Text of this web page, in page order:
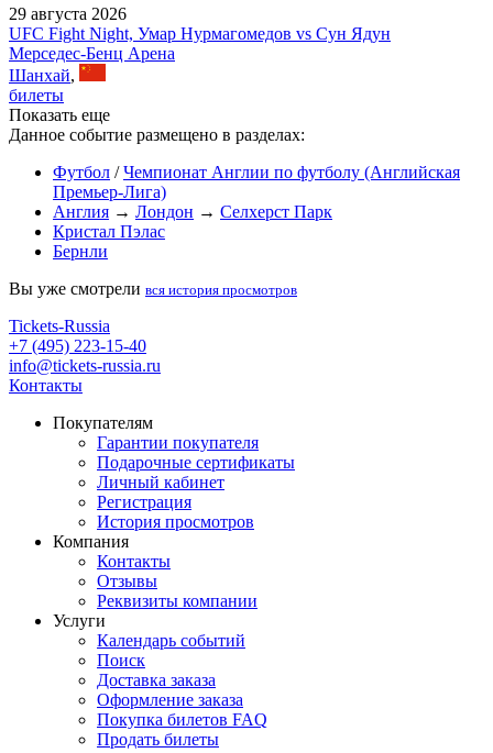
29 августа 2026
UFC Fight Night, Умар Нурмагомедов vs Сун Ядун
Мерседес-Бенц Арена
Шанхай,
билеты
Показать еще
Данное событие размещено в разделах:
Футбол /Чемпионат Англии по футболу (Английская
Премьер-Лига)
Англия → Лондон → Селхерст Парк
Кристал Пэлас
Бернли
Вы уже смотрели вся история просмотров
Tickets-Russia
+7 (495) 223-15-40
info@tickets-russia.ru
Контакты
Покупателям
Гарантии покупателя
Подарочные сертификаты
Личный кабинет
Регистрация
История просмотров
Компания
Контакты
Отзывы
Реквизиты компании
Услуги
Календарь событий
Поиск
Доставка заказа
Оформление заказа
Покупка билетов FAQ
Продать билеты